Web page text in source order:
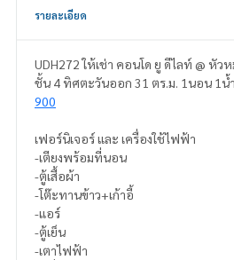
รายละเอียด
UDH272 ให้เช่า คอนโด ยู ดี
ชั้น 4 ทิศตะวันออก 31 ตร.ม. 1นอน 1น้
900
เฟอร์นิเจอร์ และ เครื่องใช้ไฟฟ้า
-เตียงพร้อมที่นอน
-ตู้เสื้อผ้า
-โต๊ะทานข้าว+เก้าอี้
-แอร์
-ตู้เย็น
-เตาไฟฟ้า